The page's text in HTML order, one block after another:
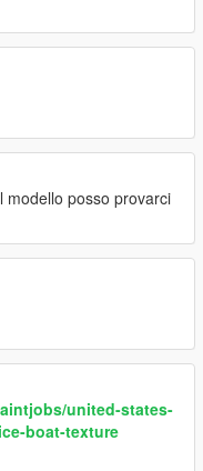
modello posso provarci
united-states-
boat-texture